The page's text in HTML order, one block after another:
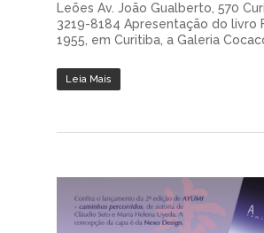
Leões Av. João Gualberto, 570
3219-8184 Apresentação do livro
1955, em Curitiba, a Galeria
Leia Mais